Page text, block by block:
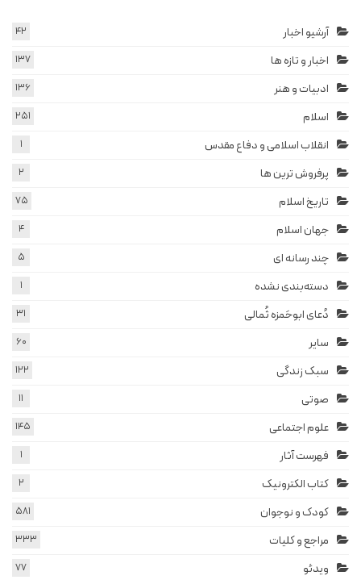
آرشیو اخبار 42
اخبار و تازه ها 137
ادبیات و هنر 136
اسلام 251
انقلاب اسلامی و دفاع مقدس 1
پرفروش ترین ها 2
تاریخ اسلام 75
جهان اسلام 4
چند رسانه ای 5
دسته‌بندی نشده 1
دُعای ابوحَمزه ثُمالی 31
سایر 60
سبک زندگی 122
صوتی 11
علوم اجتماعی 145
فهرست آثار 1
کتاب الکترونیک 2
کودک و نوجوان 581
مراجع و کلیات 333
ویدئو 77